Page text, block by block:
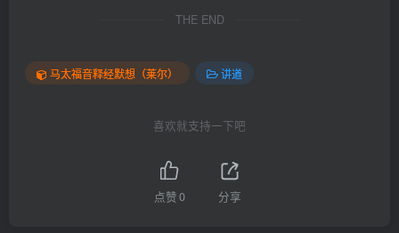
THE END
马太福音释经默想（莱尔） 讲道
喜欢就支持一下吧
点赞0 分享